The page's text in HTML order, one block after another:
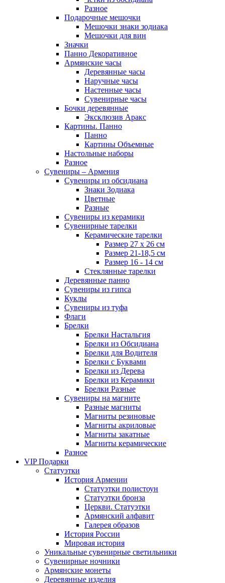
Разное
Подарочные мешочки
Мешочки знаки зодиака
Мешочки для вин
Значки
Панно Декоративное
Армянские часы
Деревянные часы
Наручные часы
Настенные часы
Сувенирные часы
Бочки деревянные
Эксклюзив Аракс
Картины. Панно
Панно
Картины Объемные
Настольные наборы
Разное
Сувениры – Армения
Сувениры из обсидиана
Знаки Зодиака
Цветные
Разные
Сувениры из керамики
Сувенирные тарелки
Керамические тарелки
Размер 27 х 26 см
Размер 21-18,5 см
Размер 16 - 14 см
Стеклянные тарелки
Деревянные панно
Сувениры из гипса
Куклы
Сувениры из туфа
Флаги
Брелки
Брелки Настальгия
Брелки из Обсидиана
Брелки для Водителя
Брелки с Буквами
Брелки из Дерева
Брелки из Керамики
Брелки Разные
Сувениры на магните
Разные магниты
Магниты резиновые
Магниты акриловые
Магниты закатные
Магниты керамические
Разное
VIP Подарки
Статуэтки
История Армении
Статуэтки полистоун
Статуэтки бронза
Церкви. Статуэтки
Армянский алфавит
Галерея образов
История России
Мировая история
Уникальные сувенирные светильники
Сувенирные ночники
Армянские монеты
Деревянные изделия